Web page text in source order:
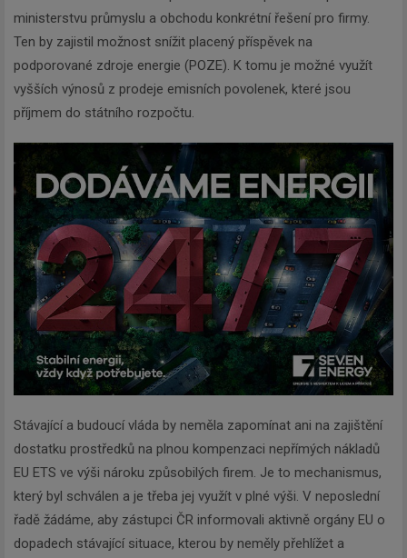
ministerstvu průmyslu a obchodu konkrétní řešení pro firmy.
Ten by zajistil možnost snížit placený příspěvek na
podporované zdroje energie (POZE). K tomu je možné využít
vyšších výnosů z prodeje emisních povolenek, které jsou
příjmem do státního rozpočtu.
Stávající a budoucí vláda by neměla zapomínat ani na zajištění
dostatku prostředků na plnou kompenzaci nepřímých nákladů
EU ETS ve výši nároku způsobilých firem. Je to mechanismus,
který byl schválen a je třeba jej využít v plné výši. V neposlední
řadě žádáme, aby zástupci ČR informovali aktivně orgány EU o
dopadech stávající situace, kterou by neměly přehlížet a